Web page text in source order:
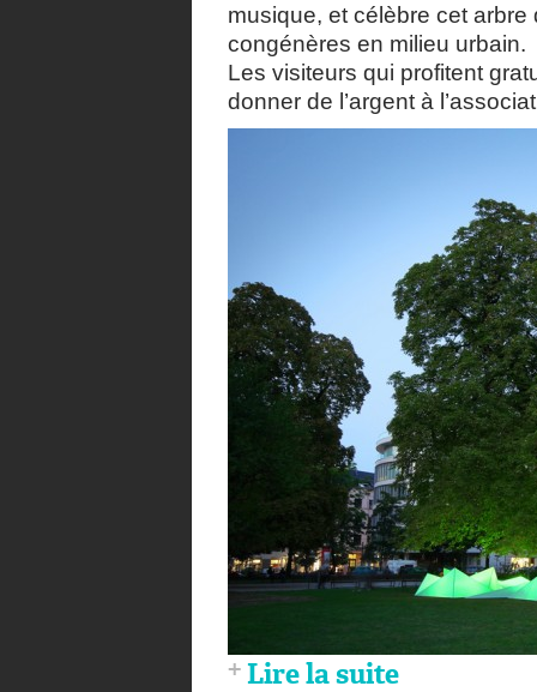
musique, et célèbre cet
congénères en milieu urbain.
Les visiteurs qui profitent
donner de l’argent à
Lire la suite